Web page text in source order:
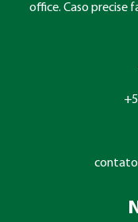
office. Caso precise